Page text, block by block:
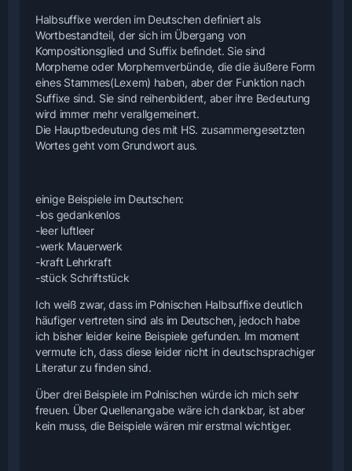
Halbsuffixe werden im Deutschen definiert als
Wortbestandteil, der sich im Übergang von
Kompositionsglied und Suffix befindet. Sie sind
Morpheme oder Morphemverbünde, die die äußere Form
eines Stammes(Lexem) haben, aber der Funktion nach
Suffixe sind. Sie sind reihenbildent, aber ihre Bedeutung
wird immer mehr verallgemeinert.
Die Hauptbedeutung des mit HS. zusammengesetzten
Wortes geht vom Grundwort aus.
einige Beispiele im Deutschen:
-los gedankenlos
-leer luftleer
-werk Mauerwerk
-kraft Lehrkraft
-stück Schriftstück
Ich weiß zwar, dass im Polnischen Halbsuffixe deutlich
häufiger vertreten sind als im Deutschen, jedoch habe
ich bisher leider keine Beispiele gefunden. Im moment
vermute ich, dass diese leider nicht in deutschsprachiger
Literatur zu finden sind.
Über drei Beispiele im Polnischen würde ich mich sehr
freuen. Über Quellenangabe wäre ich dankbar, ist aber
kein muss, die Beispiele wären mir erstmal wichtiger.